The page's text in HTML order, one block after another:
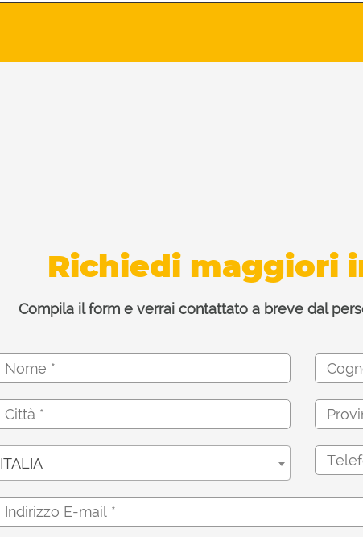
Richiedi maggiori
Compila il form e verrai contattato a breve dal
ITALIA